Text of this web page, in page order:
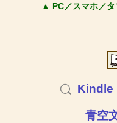
▲ PC／スマホ／
Kindle
青空